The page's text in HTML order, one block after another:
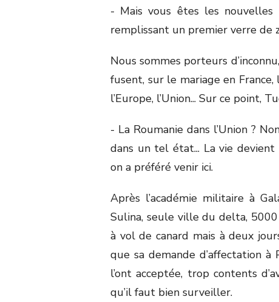
- Mais vous êtes les
remplissant un premier verre de
Nous sommes porteurs
fusent, sur le mariage en France,
l’Europe, l’Union... Sur ce point,
- La Roumanie dans l’Union ?
dans un tel état... La vie
on a préféré venir ici.
Après l’académie militaire à
Sulina, seule ville du delta,
à vol de canard mais à deux
que sa demande d’affectation
l’ont acceptée, trop contents
qu’il faut bien surveiller.